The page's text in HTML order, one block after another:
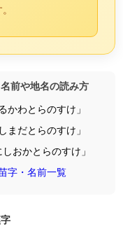
前や地名の読み方
かわとらのすけ」
まだとらのすけ」
おかとらのすけ」
字・名前一覧